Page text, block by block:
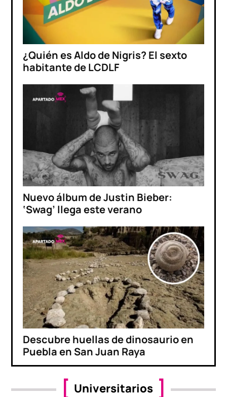
¿Quién es Aldo de Nigris? El sexto
habitante de LCDLF
Nuevo álbum de Justin Bieber:
‘Swag’ llega este verano
Descubre huellas de dinosaurio en
Puebla en San Juan Raya
Universitarios